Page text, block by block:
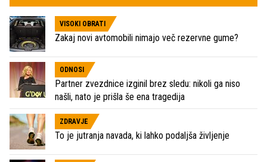
VISOKI OBRATI
Zakaj novi avtomobili nimajo več rezervne gume?
ODNOSI
Partner zvezdnice izginil brez sledu: nikoli ga niso
našli, nato je prišla še ena tragedija
ZDRAVJE
To je jutranja navada, ki lahko podaljša življenje